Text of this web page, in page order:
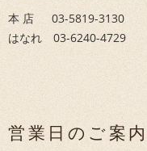
本 店 03-5819-3130
はなれ 03-6240-4729
営業日のご案内